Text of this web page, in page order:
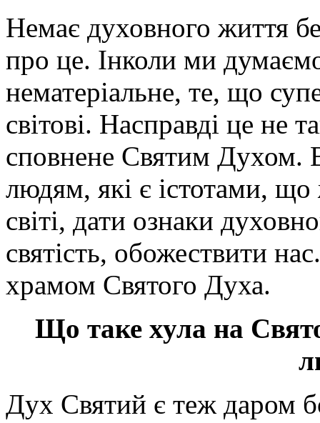
Немає духовного життя
про це. Інколи ми
нематеріальне, те, що
світові. Насправді це не
сповнене Святим Духом.
людям, які є істотами,
світі, дати ознаки
святість, обожествити
храмом Святого Духа.
Що таке хула на
Дух Святий є теж даром